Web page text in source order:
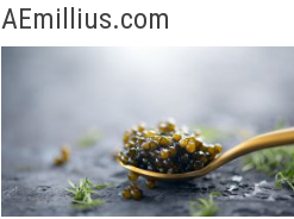
AEmillius.com